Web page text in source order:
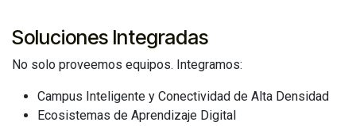
Soluciones Integradas
No solo proveemos equipos. Integramos:
Campus Inteligente y Conectividad de Alta Densidad
Ecosistemas de Aprendizaje Digital